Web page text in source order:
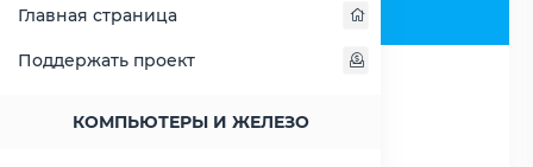
Главная страница
Поддержать проект
КОМПЬЮТЕРЫ И ЖЕЛЕЗО